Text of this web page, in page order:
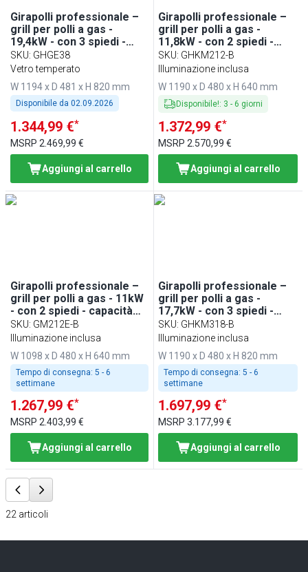
Girapolli professionale –
grill per polli a gas -
19,4kW - con 3 spiedi -
capacità fino a 18 polli
SKU: GHGE38
Vetro temperato
W 1194 x D 481 x H 820 mm
Disponibile da 02.09.2026
1.344,99 €*
MSRP 2.469,99 €
Aggiungi al carrello
Girapolli professionale –
grill per polli a gas -
11,8kW - con 2 spiedi -
capacità fino a 12 polli
SKU: GHKM212-B
Illuminazione inclusa
W 1190 x D 480 x H 640 mm
Disponibile!: 3 - 6 giorni
1.372,99 €*
MSRP2.570,99 €
Aggiungi al carrello
Girapolli professionale –
grill per polli a gas - 11kW
- con 2 spiedi - capacità
fino a 12 polli
SKU: GM212E-B
Illuminazione inclusa
W 1098 x D 480 x H 640 mm
Tempo di consegna: 5 - 6
settimane
1.267,99 €*
MSRP 2.403,99 €
Aggiungi al carrello
Girapolli professionale –
grill per polli a gas -
17,7kW - con 3 spiedi -
capacità fino a 18 polli
SKU: GHKM318-B
Illuminazione inclusa
W 1190 x D 480 x H 820 mm
Tempo di consegna: 5 - 6
settimane
1.697,99 €*
MSRP3.177,99 €
Aggiungi al carrello
22 articoli